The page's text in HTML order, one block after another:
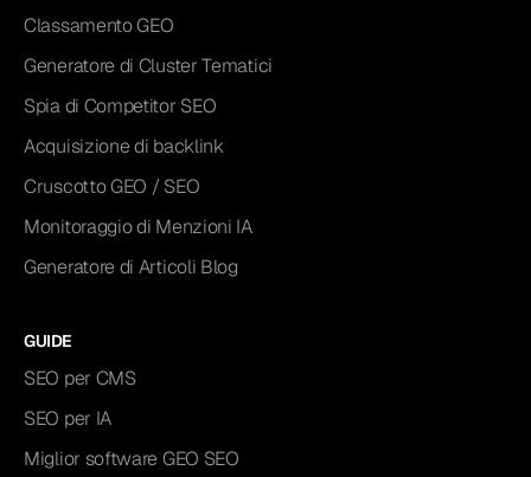
Classamento GEO
Generatore di Cluster Tematici
Spia di Competitor SEO
Acquisizione di backlink
Cruscotto GEO / SEO
Monitoraggio di Menzioni IA
Generatore di Articoli Blog
GUIDE
SEO per CMS
SEO per IA
Miglior software GEO SEO